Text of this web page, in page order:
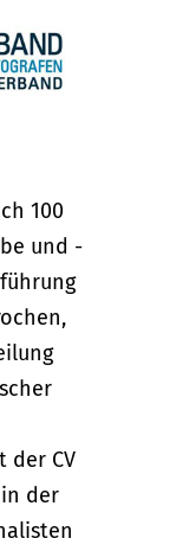
100
und -
der CV
der